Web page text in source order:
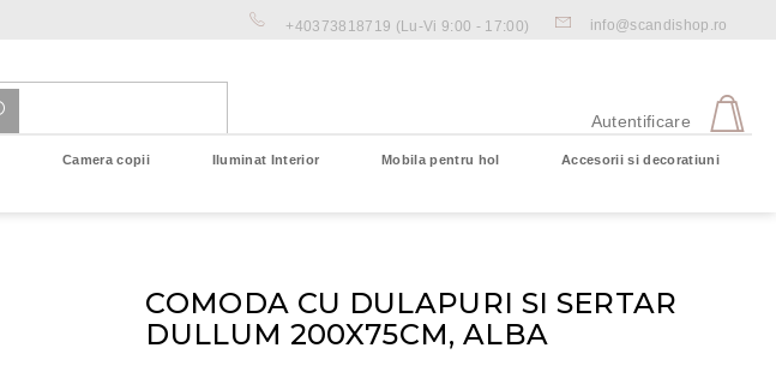
+40373818719 (Lu-Vi 9:00 - 17:00) info@scandishop.ro
Autentificare
Camera copii Iluminat Interior Mobila pentru hol Accesorii si decoratiuni
COMODA CU DULAPURI SI SERTAR
DULLUM 200X75CM, ALBA